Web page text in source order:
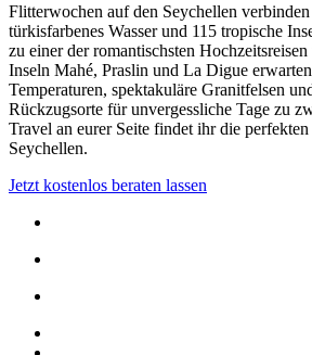
Flitterwochen auf den Seychellen
türkisfarbenes Wasser und 115 tropische
zu einer der romantischsten
Inseln Mahé, Praslin und La Digue
Temperaturen, spektakuläre Granitfelsen
Rückzugsorte für unvergessliche Tage zu
Travel an eurer Seite findet ihr die
Seychellen.
Jetzt kostenlos beraten lassen